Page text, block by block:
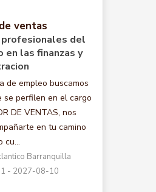
ventas
profesionales del
en las finanzas y
de empleo buscamos
se perfilen en el cargo
DE VENTAS, nos
en tu camino
cu...
Barranquilla
- 2027-08-10